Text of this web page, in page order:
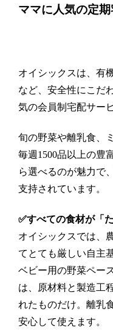
ママに人気の定
オイシックスは、有
など、安全性にこだ
気の会員制宅配サー
旬の野菜や離乳食、
毎週1500品以上の豊
ら選べるのが魅力で
支持されています。
✅すべての食材が「
オイシックスでは、
てとても厳しい自主
ベビー用の野菜ペー
は、原材料と製造工
れたものだけ。離乳
安心して使えます。